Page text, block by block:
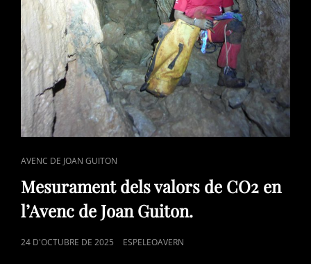
CAT
LINKS
AVENC DE JOAN GUITON
Mesurament dels valors de CO2 en
l’Avenc de Joan Guiton.
POSTED
24 D'OCTUBRE DE 2025 ESPELEOAVERN